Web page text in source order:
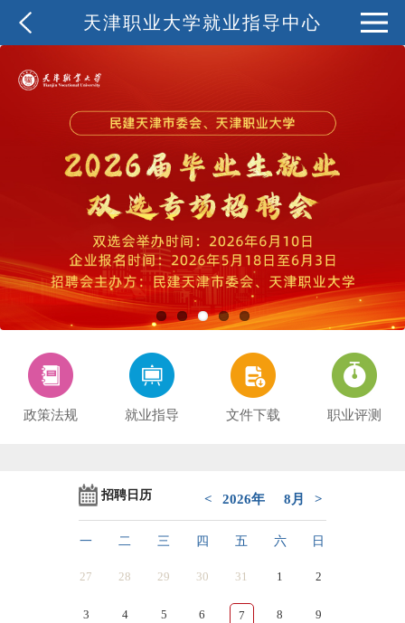
天津职业大学就业指导中心
政策法规 就业指导 文件下载 职业评测
招聘日历 < 2026年 8月 >
一 二 三 四 五 六 日
27 28 29 30 31 1 2
3 4 5 6 7 8 9